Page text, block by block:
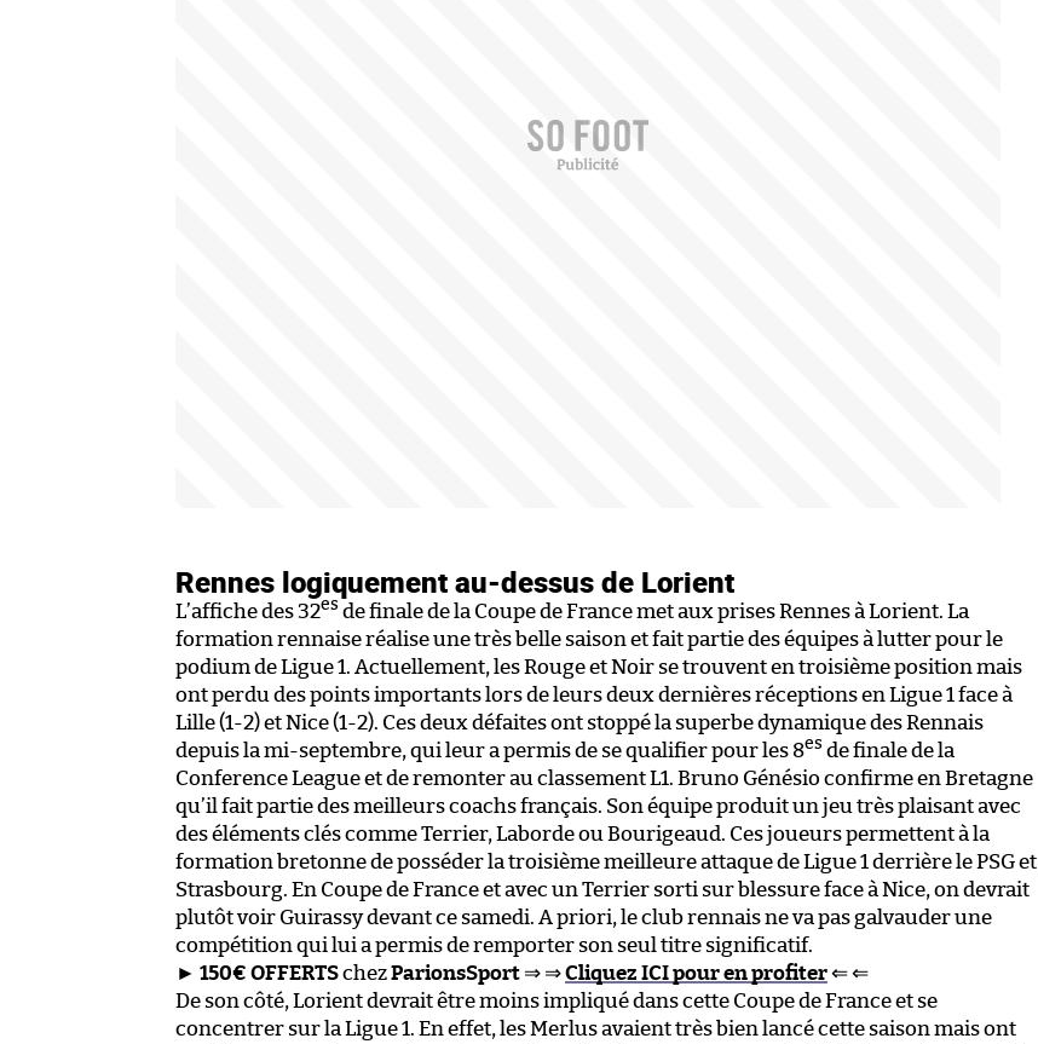
Rennes logiquement au-dessus de Lorient
L’affiche des 32es de finale de la Coupe de France met aux prises Rennes à Lorient. La
formation rennaise réalise une très belle saison et fait partie des équipes à lutter pour le
podium de Ligue 1. Actuellement, les Rouge et Noir se trouvent en troisième position mais
ont perdu des points importants lors de leurs deux dernières réceptions en Ligue 1 face à
Lille (1-2) et Nice (1-2). Ces deux défaites ont stoppé la superbe dynamique des Rennais
depuis la mi-septembre, qui leur a permis de se qualifier pour les 8es de finale de la
Conference League et de remonter au classement L1. Bruno Génésio confirme en Bretagne
qu’il fait partie des meilleurs coachs français. Son équipe produit un jeu très plaisant avec
des éléments clés comme Terrier, Laborde ou Bourigeaud. Ces joueurs permettent à la
formation bretonne de posséder la troisième meilleure attaque de Ligue 1 derrière le PSG et
Strasbourg. En Coupe de France et avec un Terrier sorti sur blessure face à Nice, on devrait
plutôt voir Guirassy devant ce samedi. A priori, le club rennais ne va pas galvauder une
compétition qui lui a permis de remporter son seul titre significatif.
► 150€ OFFERTSchezParionsSport ⇒ ⇒Cliquez ICI pour en profiter⇐ ⇐
De son côté, Lorient devrait être moins impliqué dans cette Coupe de France et se
concentrer sur la Ligue 1. En effet, les Merlus avaient très bien lancé cette saison mais ont